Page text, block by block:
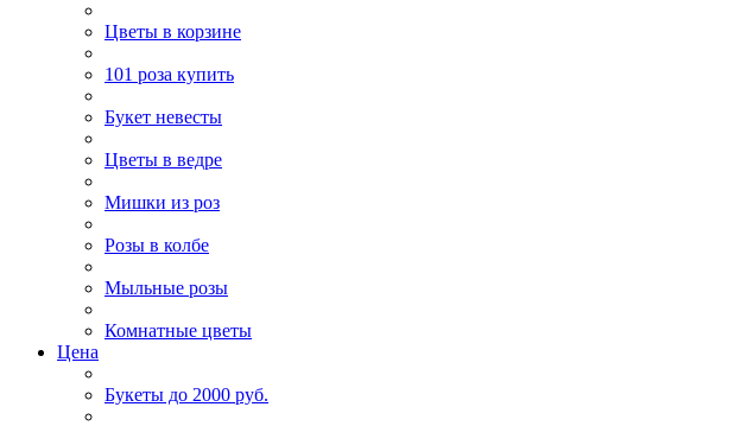
Цветы в корзине
101 роза купить
Букет невесты
Цветы в ведре
Мишки из роз
Розы в колбе
Мыльные розы
Комнатные цветы
Цена
Букеты до 2000 руб.